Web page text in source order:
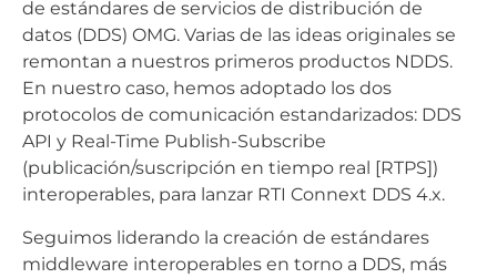
de estándares de servicios de distribución de
datos (DDS) OMG. Varias de las ideas originales se
remontan a nuestros primeros productos NDDS.
En nuestro caso, hemos adoptado los dos
protocolos de comunicación estandarizados: DDS
API y Real-Time Publish-Subscribe
(publicación/suscripción en tiempo real [RTPS])
interoperables, para lanzar RTI Connext DDS 4.x.
Seguimos liderando la creación de estándares
middleware interoperables en torno a DDS, más